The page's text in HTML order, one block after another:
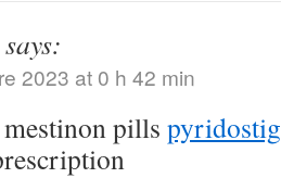
says:
2023 at 0 h 42 min
pills